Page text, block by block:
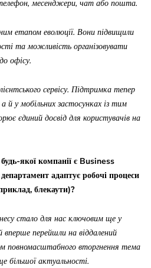
месенджери, чат або пошта.
етапом еволюції. Вони підвищили
та можливість організовувати
офісу.
сервісу. Підтримка тепер
й у мобільних застосунках із тим
єдиний досвід для користувачів на
якої компанії є Business
адаптує робочі процеси
блекаути)?
стало для нас ключовим ще у
перейшли на віддалений
повномасштабного вторгнення тема
актуальності.